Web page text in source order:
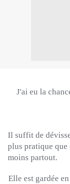
J'ai eu la
La
Il suffit de
plus pratique
moins partout.
Elle est gardée